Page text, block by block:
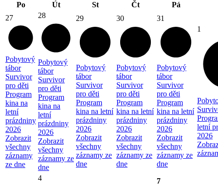
Po Út St Čt
Pá
27
Pobytový
tábor
Survivor
pro děti
Program
kina na
letní
prázdniny
2026
Zobrazit
všechny
záznamy
ze dne
28
Pobytový
tábor
Survivor
pro děti
Program
kina na
letní
prázdniny
2026
Zobrazit
všechny
záznamy ze
dne
29
Pobytový
tábor
Survivor
pro děti
Program
kina na letní
prázdniny
2026
Zobrazit
všechny
záznamy ze
dne
30
Pobytový
tábor
Survivor
pro děti
Program
kina na letní
prázdniny
2026
Zobrazit
všechny
záznamy ze
dne
31
Pobytový
tábor
Survivor
pro děti
Program
kina na letní
prázdniny
2026
Zobrazit
všechny
záznamy ze
dne
1
letní
2026
4 7